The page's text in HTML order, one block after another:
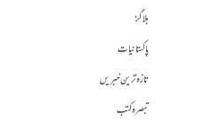
بلاگز
پاکستانیات
تازہ ترین خبریں
تبصرہ کتب